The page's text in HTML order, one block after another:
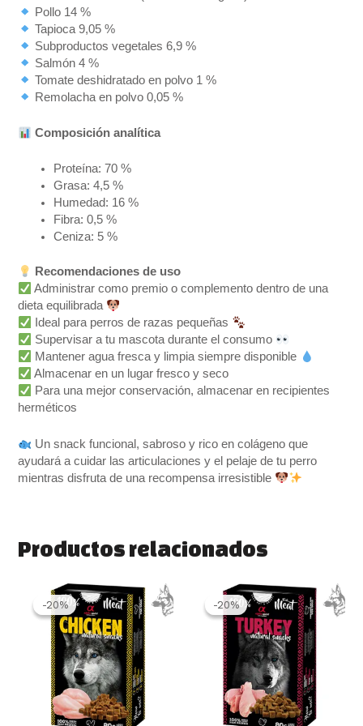
Pollo 14 %
Tapioca 9,05 %
Subproductos vegetales 6,9 %
Salmón 4 %
Tomate deshidratado en polvo 1 %
Remolacha en polvo 0,05 %
Composición analítica
Proteína: 70 %
Grasa: 4,5 %
Humedad: 16 %
Fibra: 0,5 %
Ceniza: 5 %
Recomendaciones de uso
Administrar como premio o complemento dentro de una
dieta equilibrada
Ideal para perros de razas pequeñas
Supervisar a tu mascota durante el consumo
Mantener agua fresca y limpia siempre disponible
Almacenar en un lugar fresco y seco
Para una mejor conservación, almacenar en recipientes
herméticos
Un snack funcional, sabroso y rico en colágeno que
ayudará a cuidar las articulaciones y el pelaje de tu perro
mientras disfruta de una recompensa irresistible
Productos relacionados
-20%
-20%
El
precio
original
era:
2.99 €.
El
precio
actual
es:
2.40 €.
-20%
-20%
El
precio
original
era:
2.99 €.
El
precio
actual
es:
2.40 €.